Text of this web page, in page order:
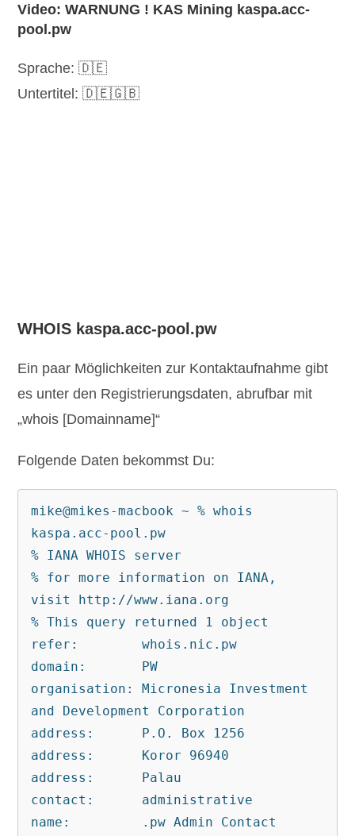
Video: WARNUNG ! KAS Mining kaspa.acc-
pool.pw
Sprache: 🇩🇪
Untertitel: 🇩🇪🇬🇧
WHOIS kaspa.acc-pool.pw
Ein paar Möglichkeiten zur Kontaktaufnahme gibt
es unter den Registrierungsdaten, abrufbar mit
„whois [Domainname]“
Folgende Daten bekommst Du:
mike@mikes-macbook ~ % whois
kaspa.acc-pool.pw
% IANA WHOIS server
% for more information on IANA,
visit http://www.iana.org
% This query returned 1 object
refer:        whois.nic.pw
domain:       PW
organisation: Micronesia Investment
and Development Corporation
address:      P.O. Box 1256
address:      Koror 96940
address:      Palau
contact:      administrative
name:         .pw Admin Contact